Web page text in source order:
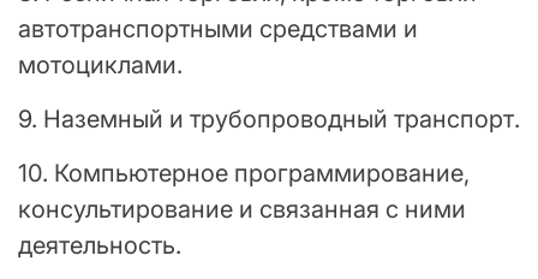
автотранспортными средствами и
мотоциклами.
9. Наземный и трубопроводный транспорт.
10. Компьютерное программирование,
консультирование и связанная с ними
деятельность.